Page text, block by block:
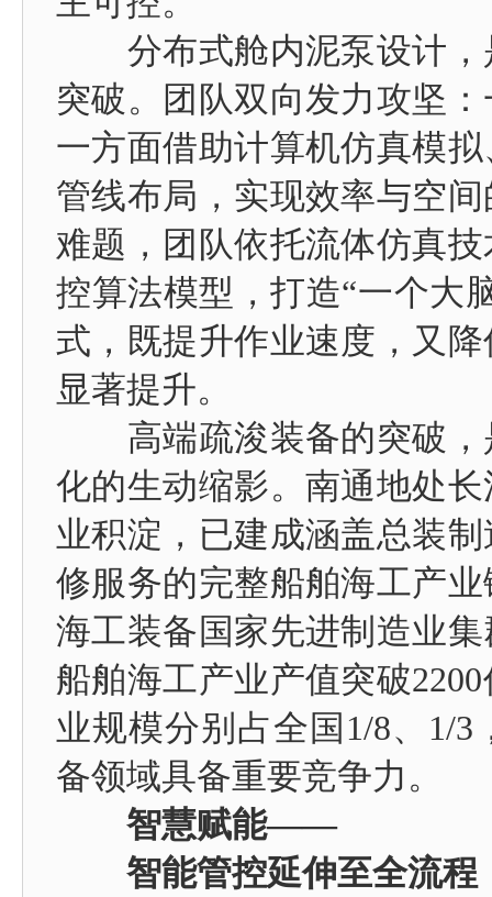
分布式舱内泥泵设计，
突破。团队双向发力攻坚
一方面借助计算机仿真模
管线布局，实现效率与空
难题，团队依托流体仿真
控算法模型，打造“一个大
式，既提升作业速度，又
显著提升。
高端疏浚装备的突破，
化的生动缩影。南通地处
业积淀，已建成涵盖总装
修服务的完整船舶海工产
海工装备国家先进制造业
船舶海工产业产值突破
业规模分别占全国1/8、1/
备领域具备重要竞争力。
智慧赋能——
智能管控延伸至全流程